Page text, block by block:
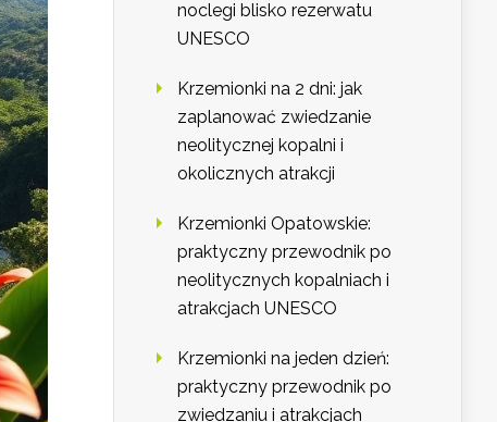
noclegi blisko rezerwatu
UNESCO
Krzemionki na 2 dni: jak
zaplanować zwiedzanie
neolitycznej kopalni i
okolicznych atrakcji
Krzemionki Opatowskie:
praktyczny przewodnik po
neolitycznych kopalniach i
atrakcjach UNESCO
Krzemionki na jeden dzień:
praktyczny przewodnik po
zwiedzaniu i atrakcjach